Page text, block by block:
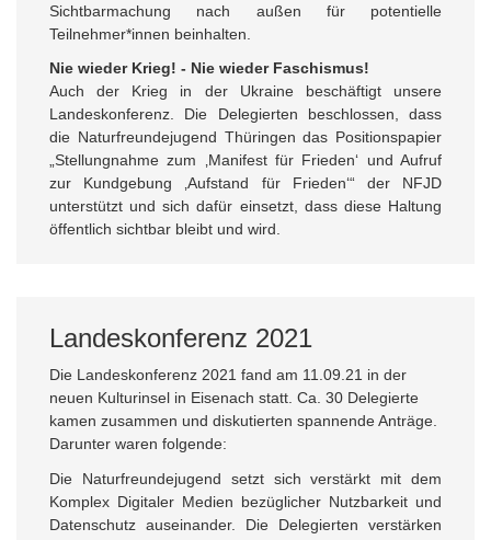
Sichtbarmachung nach außen für potentielle
Teilnehmer*innen beinhalten.
Nie wieder Krieg! - Nie wieder Faschismus!
Auch der Krieg in der Ukraine beschäftigt unsere
Landeskonferenz. Die Delegierten beschlossen, dass
die Naturfreundejugend Thüringen das Positionspapier
„Stellungnahme zum ‚Manifest für Frieden‘ und Aufruf
zur Kundgebung ‚Aufstand für Frieden‘“ der NFJD
unterstützt und sich dafür einsetzt, dass diese Haltung
öffentlich sichtbar bleibt und wird.
Landeskonferenz 2021
Die Landeskonferenz 2021 fand am 11.09.21 in der
neuen Kulturinsel in Eisenach statt. Ca. 30 Delegierte
kamen zusammen und diskutierten spannende Anträge.
Darunter waren folgende:
Die Naturfreundejugend setzt sich verstärkt mit dem
Komplex Digitaler Medien bezüglicher Nutzbarkeit und
Datenschutz auseinander. Die Delegierten verstärken